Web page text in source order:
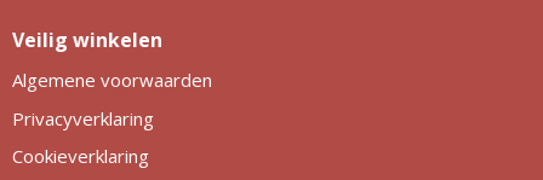
Veilig winkelen
Algemene voorwaarden
Privacyverklaring
Cookieverklaring